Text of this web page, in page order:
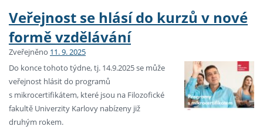
Veřejnost se hlásí do kurzů v nové
formě vzdělávání
Zveřejněno 11. 9. 2025
Do konce tohoto týdne, tj. 14.9.2025 se může
veřejnost hlásit do programů
s mikrocertifikátem, které jsou na Filozofické
fakultě Univerzity Karlovy nabízeny již
druhým rokem.